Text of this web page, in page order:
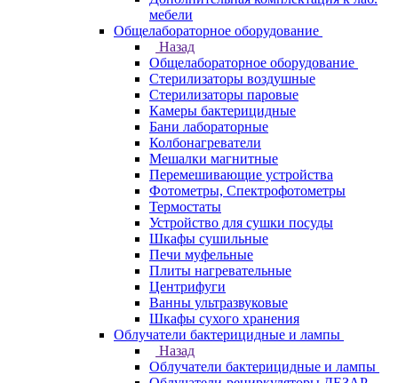
мебели
Общелабораторное оборудование
Назад
Общелабораторное оборудование
Стерилизаторы воздушные
Стерилизаторы паровые
Камеры бактерицидные
Бани лабораторные
Колбонагреватели
Мешалки магнитные
Перемешивающие устройства
Фотометры, Спектрофотометры
Термостаты
Устройство для сушки посуды
Шкафы сушильные
Печи муфельные
Плиты нагревательные
Центрифуги
Ванны ультразвуковые
Шкафы сухого хранения
Облучатели бактерицидные и лампы
Назад
Облучатели бактерицидные и лампы